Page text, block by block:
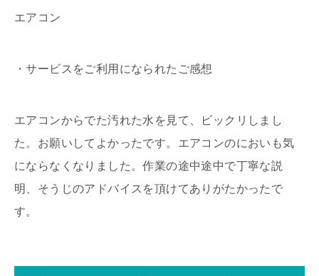
エアコン
・サービスをご利用になられたご感想
エアコンからでた汚れた水を見て、ビックリしまし
た。お願いしてよかったです。エアコンのにおいも気
にならなくなりました。作業の途中途中で丁寧な説
明、そうじのアドバイスを頂けてありがたかったで
す。